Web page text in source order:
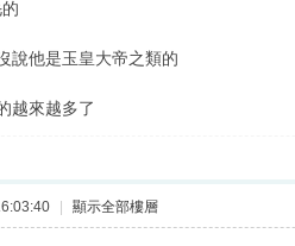
說他是玉皇大帝之類的
越來越多了
顯示全部樓層